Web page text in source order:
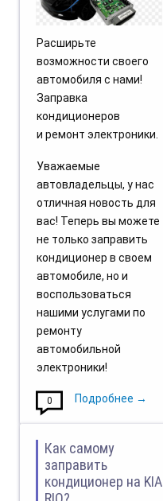
Расширьте
возможности своего
автомобиля с нами!
Заправка
кондиционеров
и ремонт электроники.
Уважаемые
автовладельцы, у нас
отличная новость для
вас! Теперь вы можете
не только заправить
кондиционер в своем
автомобиле, но и
воспользоваться
нашими услугами по
ремонту
автомобильной
электроники!
0 Подробнее →
Как самому
заправить
кондиционер на KIA